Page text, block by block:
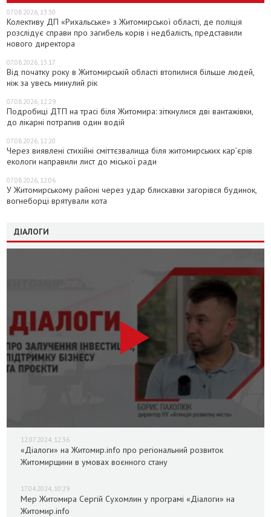
07.08.2026, 13:30
Колективу ДП «Рихальське» з Житомирської області, де поліція
розслідує справи про загибель корів і недбалість, представили
нового директора
07.08.2026, 13:17
Від початку року в Житомирській області втопилися більше людей,
ніж за увесь минулий рік
07.08.2026, 12:29
Подробиці ДТП на трасі біля Житомира: зіткнулися дві вантажівки,
до лікарні потрапив один водій
07.08.2026, 12:20
Через виявлені стихійні сміттєзвалища біля житомирських кар’єрів
екологи направили лист до міської ради
07.08.2026, 12:06
У Житомирському районі через удар блискавки загорівся будинок,
вогнеборці врятували кота
ДІАЛОГИ
12.07.2024, 12:36
«Діалоги» на Житомир.info про регіональний розвиток
Житомирщини в умовах воєнного стану
17.04.2024, 10:29
Мер Житомира Сергій Сухомлин у програмі «Діалоги» на
Житомир.info